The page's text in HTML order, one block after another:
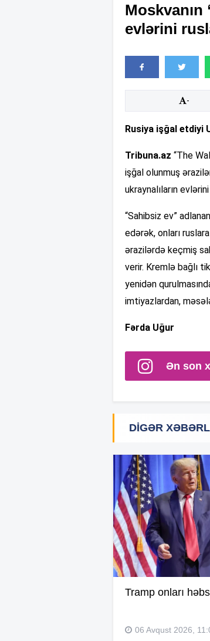
Moskvanın
evlərini
-
Rusiya işğal etdiyi
Tribuna.az “The
işğal olunmuş
ukraynalıların
“Sahibsiz ev”
edərək, onları
ərazilərdə keçmiş
verir. Kremlə bağlı
yenidən
imtiyazlardan,
Fərda Uğur
Ən son
DIGƏR
Tramp onları
06 Avqust 2026,